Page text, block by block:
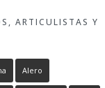
ARTICULISTAS Y
Alero